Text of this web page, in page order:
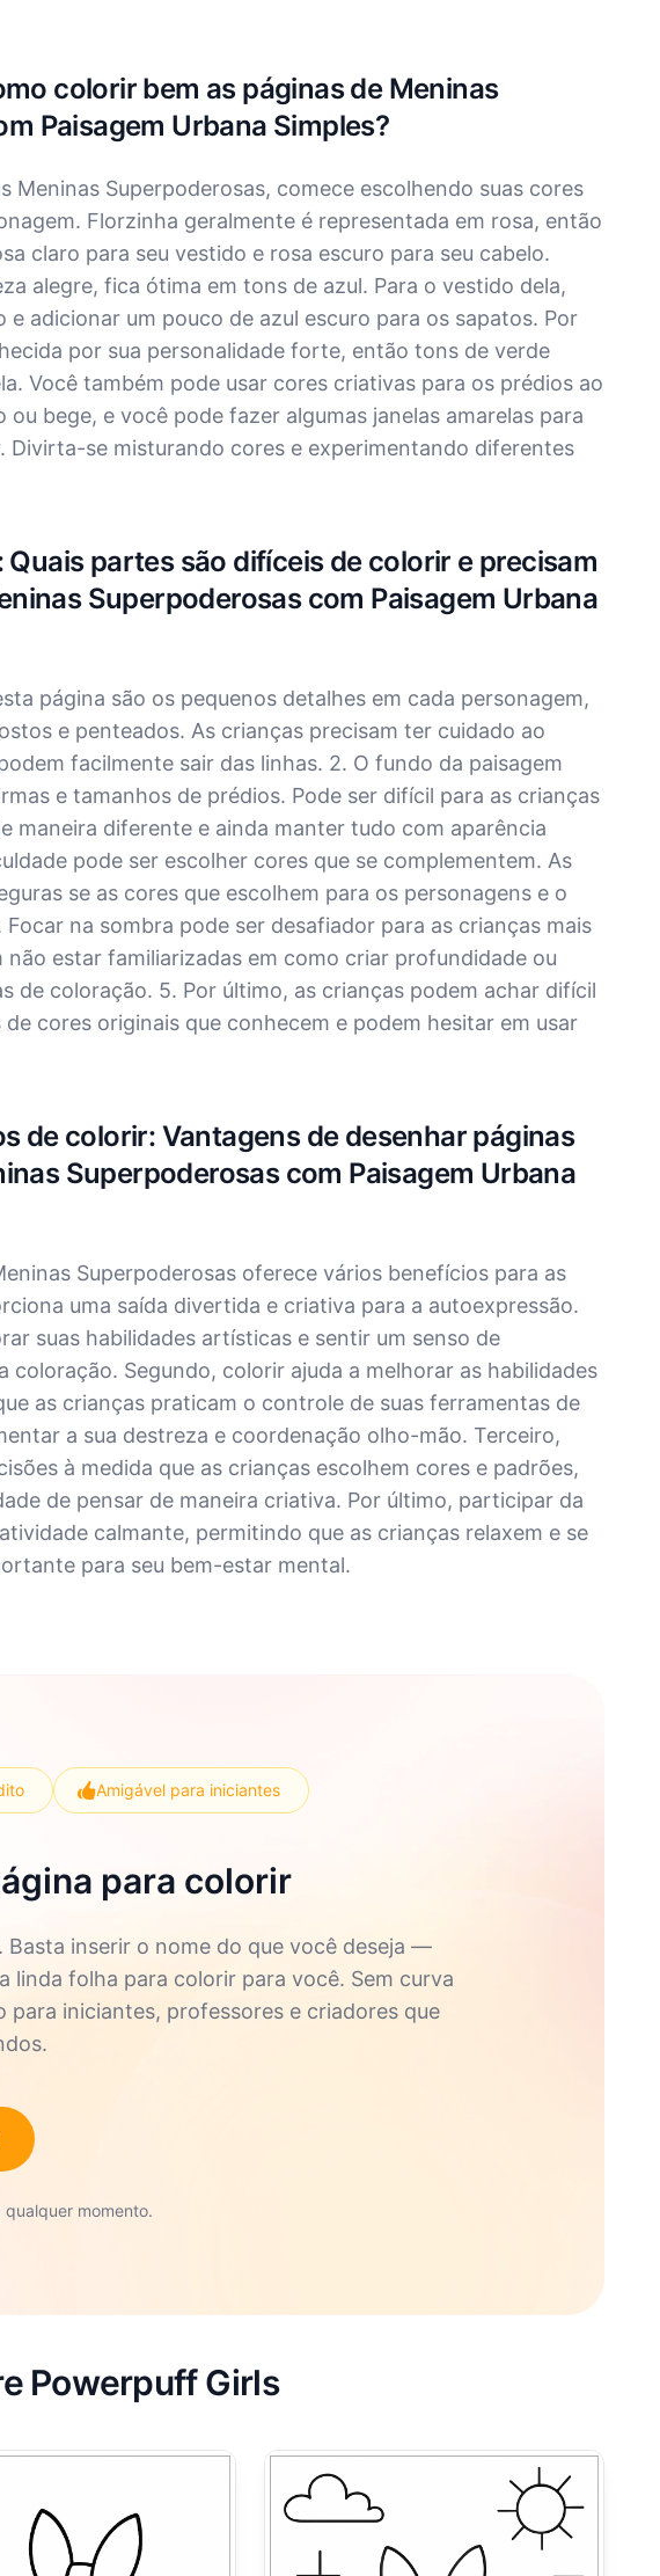
colorir bem as páginas de Meninas
Paisagem Urbana Simples?
Meninas Superpoderosas, comece escolhendo suas cores
Florzinha geralmente é representada em rosa, então
claro para seu vestido e rosa escuro para seu cabelo.
alegre, fica ótima em tons de azul. Para o vestido dela,
e adicionar um pouco de azul escuro para os sapatos. Por
por sua personalidade forte, então tons de verde
Você também pode usar cores criativas para os prédios ao
bege, e você pode fazer algumas janelas amarelas para
Divirta-se misturando cores e experimentando diferentes
partes são difíceis de colorir e precisam
Superpoderosas com Paisagem Urbana
página são os pequenos detalhes em cada personagem,
e penteados. As crianças precisam ter cuidado ao
facilmente sair das linhas. 2. O fundo da paisagem
e tamanhos de prédios. Pode ser difícil para as crianças
maneira diferente e ainda manter tudo com aparência
pode ser escolher cores que se complementem. As
se as cores que escolhem para os personagens e o
na sombra pode ser desafiador para as crianças mais
não estar familiarizadas em como criar profundidade ou
de coloração. 5. Por último, as crianças podem achar difícil
de cores originais que conhecem e podem hesitar em usar
de colorir: Vantagens de desenhar páginas
Superpoderosas com Paisagem Urbana
Superpoderosas oferece vários benefícios para as
uma saída divertida e criativa para a autoexpressão.
suas habilidades artísticas e sentir um senso de
coloração. Segundo, colorir ajuda a melhorar as habilidades
as crianças praticam o controle de suas ferramentas de
a sua destreza e coordenação olho-mão. Terceiro,
à medida que as crianças escolhem cores e padrões,
de pensar de maneira criativa. Por último, participar da
calmante, permitindo que as crianças relaxem e se
para seu bem-estar mental.
Amigável para iniciantes
para colorir
inserir o nome do que você deseja —
folha para colorir para você. Sem curva
iniciantes, professores e criadores que
momento.
Powerpuff Girls